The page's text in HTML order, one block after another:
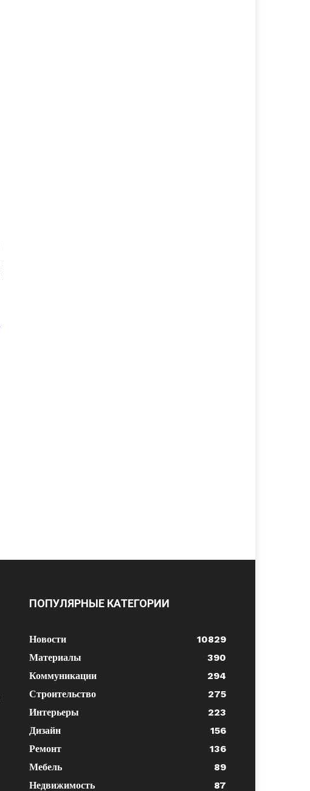
ПОПУЛЯРНЫЕ КАТЕГОРИИ
Новости
10829
Материалы
390
Коммуникации
294
Строительство
275
Интерьеры
223
Дизайн
156
Ремонт
136
Мебель
89
Недвижимость
87